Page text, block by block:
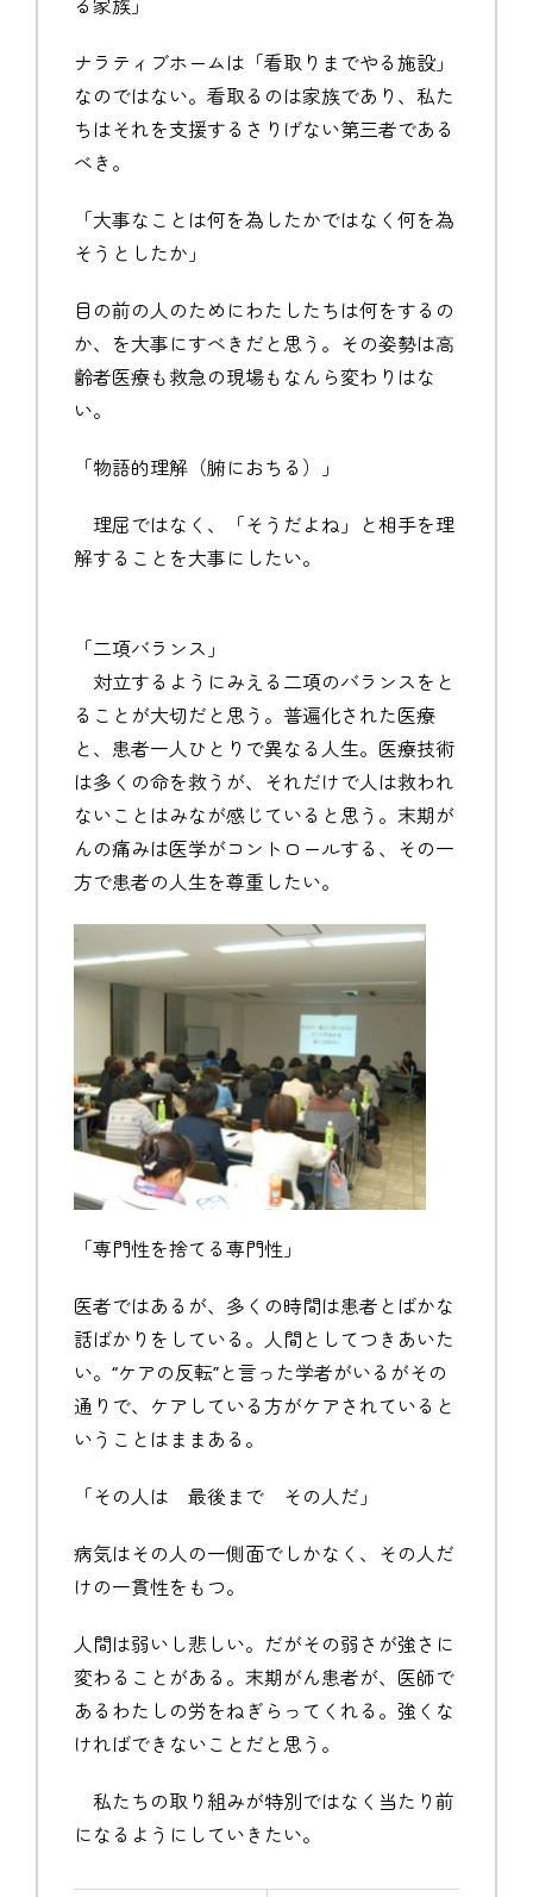
る家族」
ナラティブホームは「看取りまでやる施設」
なのではない。看取るのは家族であり、私た
ちはそれを支援するさりげない第三者である
べき。
「大事なことは何を為したかではなく何を為
そうとしたか」
目の前の人のためにわたしたちは何をするの
か、を大事にすべきだと思う。その姿勢は高
齢者医療も救急の現場もなんら変わりはな
い。
「物語的理解（腑におちる）」
理屈ではなく、「そうだよね」と相手を理
解することを大事にしたい。
「二項バランス」
対立するようにみえる二項のバランスをと
ることが大切だと思う。普遍化された医療
と、患者一人ひとりで異なる人生。医療技術
は多くの命を救うが、それだけで人は救われ
ないことはみなが感じていると思う。末期が
んの痛みは医学がコントロールする、その一
方で患者の人生を尊重したい。
「専門性を捨てる専門性」
医者ではあるが、多くの時間は患者とばかな
話ばかりをしている。人間としてつきあいた
い。“ケアの反転”と言った学者がいるがその
通りで、ケアしている方がケアされていると
いうことはままある。
「その人は 最後まで その人だ」
病気はその人の一側面でしかなく、その人だ
けの一貫性をもつ。
人間は弱いし悲しい。だがその弱さが強さに
変わることがある。末期がん患者が、医師で
あるわたしの労をねぎらってくれる。強くな
ければできないことだと思う。
私たちの取り組みが特別ではなく当たり前
になるようにしていきたい。